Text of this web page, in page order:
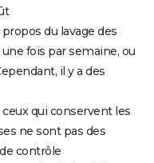
du lavage des
fois par semaine, ou
il y a des
qui conservent les
ne sont pas des
contrôle